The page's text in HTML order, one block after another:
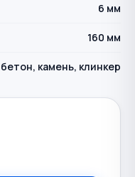
6 мм
160 мм
камень, клинкер